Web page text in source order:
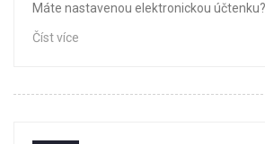
Máte nastavenou elektronickou účtenku?
Číst více